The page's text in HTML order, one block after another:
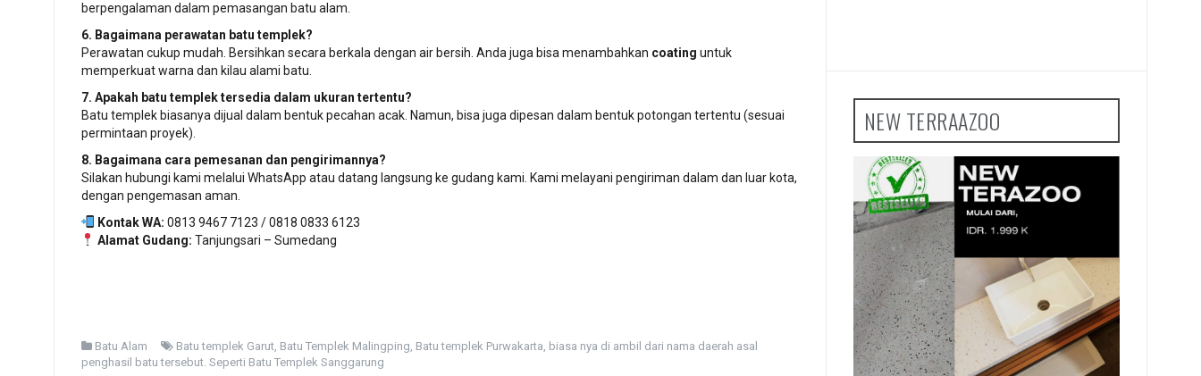
berpengalaman dalam pemasangan batu alam.
6. Bagaimana perawatan batu templek?
Perawatan cukup mudah. Bersihkan secara berkala dengan air bersih. Anda juga bisa menambahkan coating untuk
memperkuat warna dan kilau alami batu.
7. Apakah batu templek tersedia dalam ukuran tertentu?
Batu templek biasanya dijual dalam bentuk pecahan acak. Namun, bisa juga dipesan dalam bentuk potongan tertentu (sesuai
permintaan proyek).
8. Bagaimana cara pemesanan dan pengirimannya?
Silakan hubungi kami melalui WhatsApp atau datang langsung ke gudang kami. Kami melayani pengiriman dalam dan luar kota,
dengan pengemasan aman.
Kontak WA: 0813 9467 7123 / 0818 0833 6123
Alamat Gudang: Tanjungsari – Sumedang
Batu Alam Batu templek Garut, Batu Templek Malingping, Batu templek Purwakarta, biasa nya di ambil dari nama daerah asal
penghasil batu tersebut. Seperti Batu Templek Sanggarung
NEW TERRAAZOO